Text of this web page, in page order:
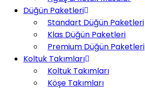
Düğün Paketleri
Standart Düğün Paketleri
Klas Düğün Paketleri
Premium Düğün Paketleri
Koltuk Takımları
Koltuk Takımları
Köşe Takımları